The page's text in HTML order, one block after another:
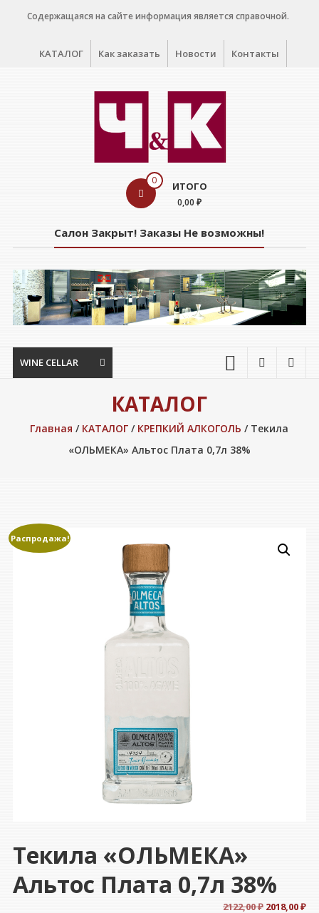
Содержащаяся на сайте информация является справочной.
КАТАЛОГ Как заказать Новости Контакты
дегустации
0 ИТОГО
0,00 ₽
Салон Закрыт! Заказы Не возможны!
WINE CELLAR
КАТАЛОГ
Главная / КАТАЛОГ / КРЕПКИЙ АЛКОГОЛЬ / Текила
«ОЛЬМЕКА» Альтос Плата 0,7л 38%
Распродажа!
Текила «ОЛЬМЕКА»
Альтос Плата 0,7л 38%
2122,00₽ 2018,00₽